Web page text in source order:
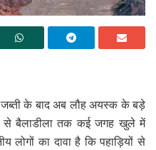
के बाद अब लौह अयस्क के बड़े
बैलाडीला तक कई जगह खुले में
का दावा है कि पहाड़ियों से